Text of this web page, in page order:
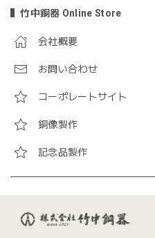
竹中銅器 Online Store
会社概要
お問い合わせ
コーポレートサイト
銅像製作
記念品製作